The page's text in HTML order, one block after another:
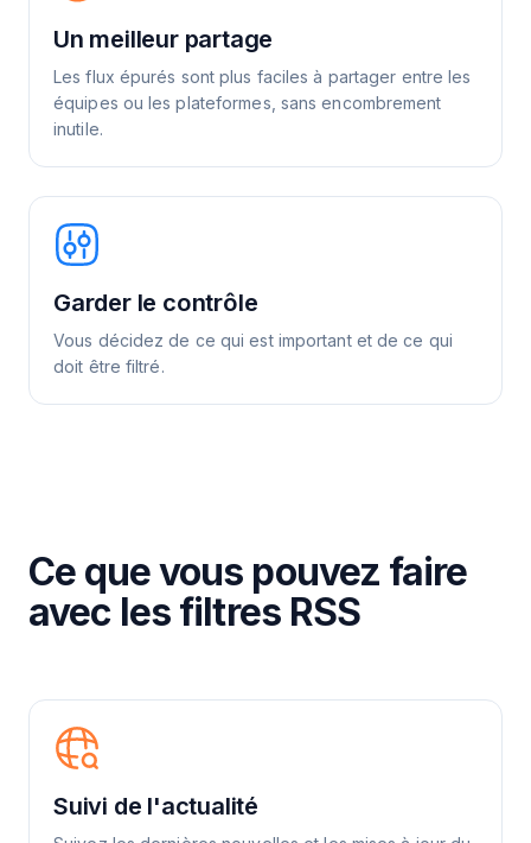
Un meilleur partage
Les flux épurés sont plus faciles à partager entre les
équipes ou les plateformes, sans encombrement
inutile.
Garder le contrôle
Vous décidez de ce qui est important et de ce qui
doit être filtré.
Ce que vous pouvez faire
avec les filtres RSS
Suivi de l'actualité